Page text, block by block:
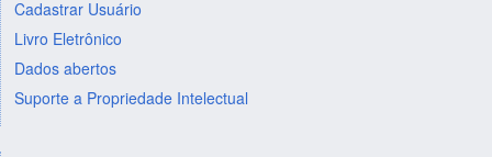
Cadastrar Usuário
Livro Eletrônico
Dados abertos
Suporte a Propriedade Intelectual